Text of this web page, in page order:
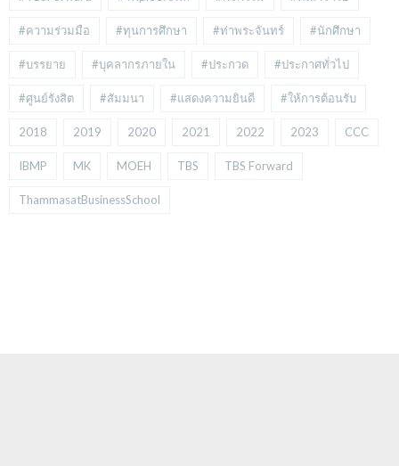
#ความร่วมมือ #ทุนการศึกษา #ท่าพระจันทร์ #นักศึกษา
#บรรยาย #บุคลากรภายใน #ประกวด #ประกาศทั่วไป
#ศูนย์รังสิต #สัมมนา #แสดงความยินดี #ให้การต้อนรับ
2018 2019 2020 2021 2022 2023 CCC
IBMP MK MOEH TBS TBS Forward
ThammasatBusinessSchool